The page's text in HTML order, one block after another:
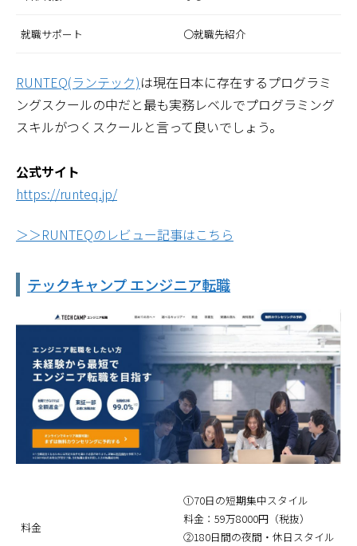
就職サポート 〇就職先紹介
RUNTEQ(ランテック)は現在日本に存在するプログラミ
ングスクールの中だと最も実務レベルでプログラミング
スキルがつくスクールと言って良いでしょう。
公式サイト
https://runteq.jp/
＞＞RUNTEQのレビュー記事はこちら
テックキャンプ エンジニア転職
料金
➀70日の短期集中スタイル
料金：59万8000円（税抜）
➁180日間の夜間・休日スタイル